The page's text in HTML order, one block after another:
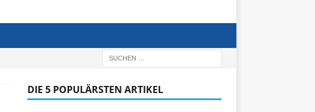
DIE 5 POPULÄRSTEN ARTIKEL